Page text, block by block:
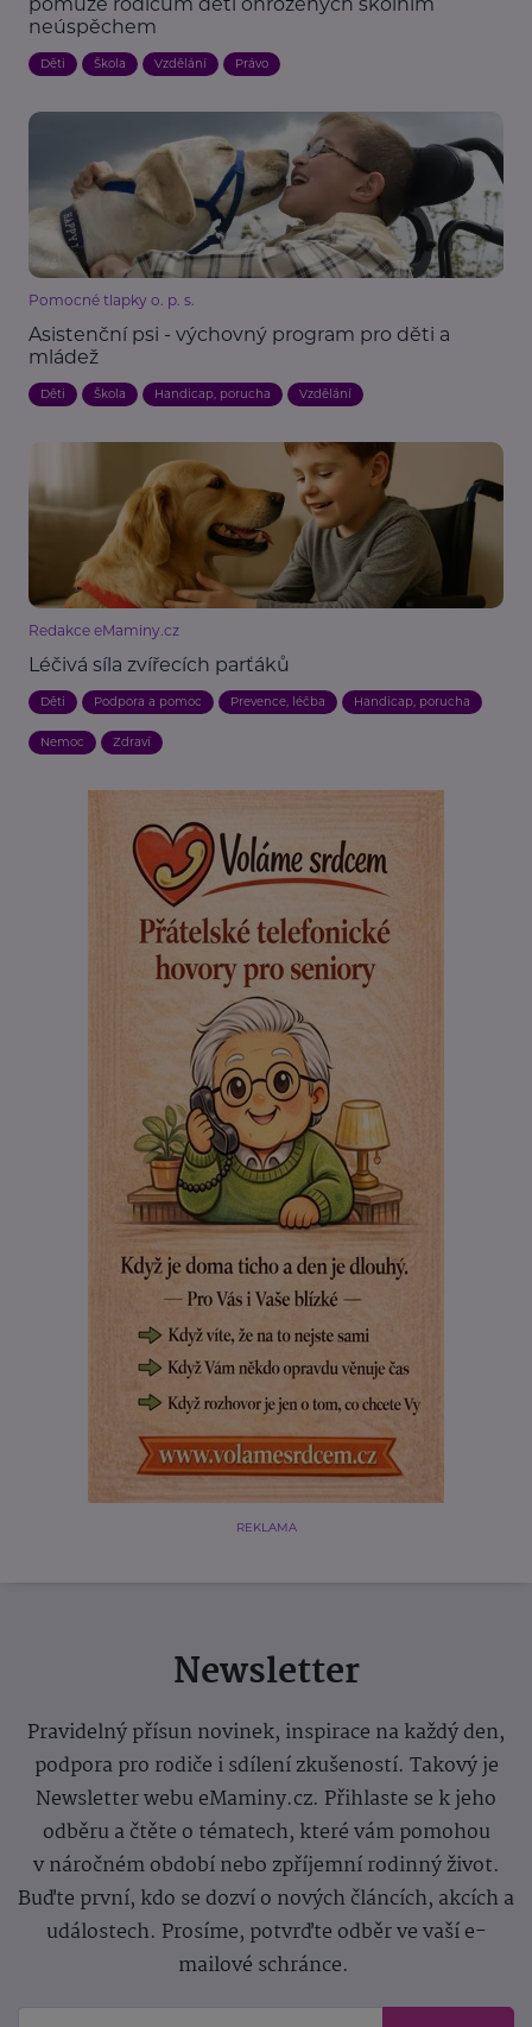
neúspěchem
Děti Škola Vzdělání Právo
Pomocné tlapky o. p. s.
Asistenční psi - výchovný program pro děti a
mládež
Děti Škola Handicap, porucha Vzdělání
Redakce eMaminy.cz
Léčivá síla zvířecích parťáků
Děti Podpora a pomoc Prevence, léčba Handicap, porucha
Nemoc Zdraví
REKLAMA
Newsletter
Pravidelný přísun novinek, inspirace na každý den,
podpora pro rodiče i sdílení zkušeností. Takový je
Newsletter webu eMaminy.cz. Přihlaste se k jeho
odběru a čtěte o tématech, které vám pomohou
v náročném období nebo zpříjemní rodinný život.
Buďte první, kdo se dozví o nových článcích, akcích a
událostech. Prosíme, potvrďte odběr ve vaší e-
mailové schránce.